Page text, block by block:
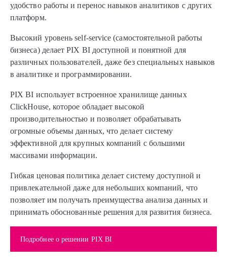
удобство работы и перенос навыков аналитиков с других
платформ.
Высокий уровень self-service (самостоятельной работы
бизнеса) делает PIX BI доступной и понятной для
различных пользователей, даже без специальных навыков
в аналитике и программировании.
PIX BI использует встроенное хранилище данных
ClickHouse, которое обладает высокой
производительностью и позволяет обрабатывать
огромные объемы данных, что делает систему
эффективной для крупных компаний с большими
массивами информации.
Гибкая ценовая политика делает систему доступной и
привлекательной даже для небольших компаний, что
позволяет им получать преимущества анализа данных и
принимать обоснованные решения для развития бизнеса.
Подробнее о решении PIX BI